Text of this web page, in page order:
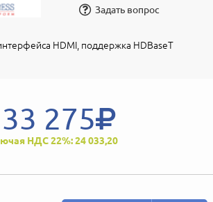
Задать вопрос
HDMI, поддержка HDBaseT
275
НДС 22%: 24 033,20